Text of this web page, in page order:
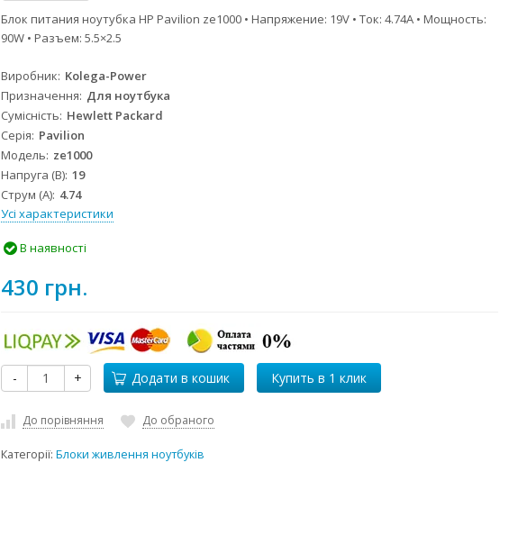
Блок питания ноутубка HP Pavilion ze1000 • Напряжение: 19V • Ток: 4.74A • Мощность:
90W • Разъем: 5.5×2.5
Виробник Kolega-Power
Призначення Для ноутбука
Сумісність Hewlett Packard
Серія Pavilion
Модель ze1000
Напруга (В) 19
Струм (А) 4.74
Усі характеристики
В наявності
430 грн.
- + Додати в кошик
До порівняння До обраного
Категорії:Блоки живлення ноутбуків